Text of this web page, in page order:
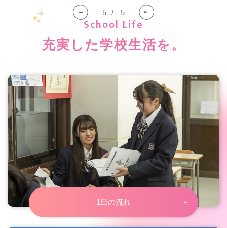
5 5
School Life
充実した学校生活を。
1日の流れ